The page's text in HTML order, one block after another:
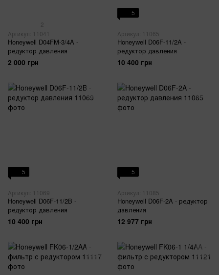
2
Артикул: 11041
Honeywell D04FM-3/4A -
редуктор давления
2 000 грн
5
Артикул: 11065
Honeywell D06F-11/2A -
редуктор давления
10 400 грн
5
Артикул: 11069
Honeywell D06F-11/2B -
редуктор давления
10 400 грн
5
Артикул: 11085
Honeywell D06F-2A - редуктор
давления
12 977 грн